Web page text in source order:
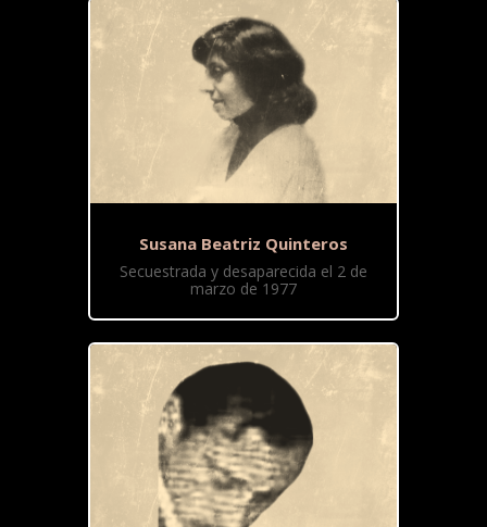
Susana Beatriz Quinteros
Secuestrada y desaparecida el 2 de
marzo de 1977